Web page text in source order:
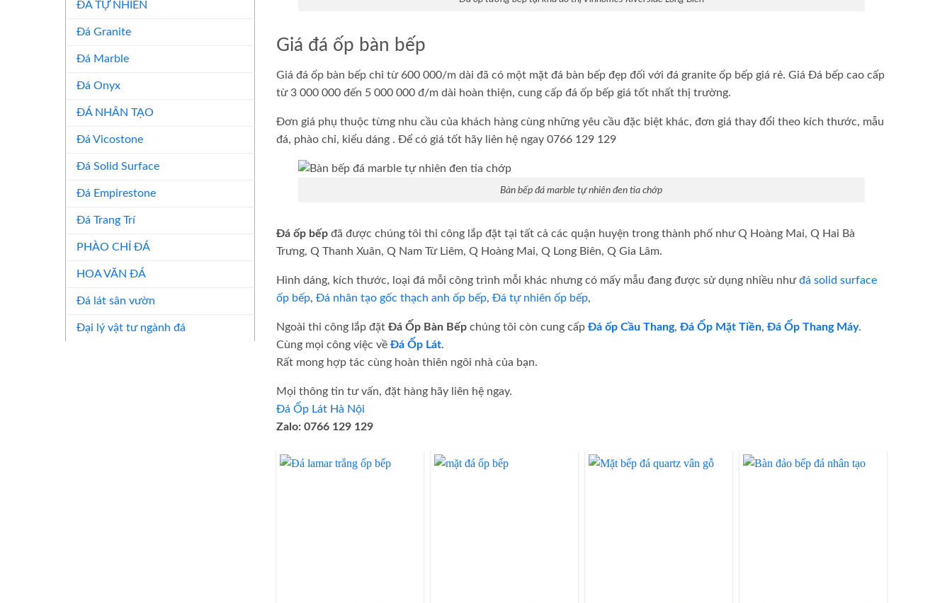
ĐÁ TỰ NHIÊN
Đá Granite
Đá Marble
Đá Onyx
ĐÁ NHÂN TẠO
Đá Vicostone
Đá Solid Surface
Đá Empirestone
Đá Trang Trí
PHÀO CHỈ ĐÁ
HOA VĂN ĐÁ
Đá lát sân vườn
Đại lý vật tư ngành đá
Giá đá ốp bàn bếp
Giá đá ốp bàn bếp chỉ từ 600 000/m dài đã có một mặt đá bàn bếp đẹp đối với đá granite ốp bếp giá rẻ. Giá Đá bếp cao cấp
từ 3 000 000 đến 5 000 000 đ/m dài hoàn thiện, cung cấp đá ốp bếp giá tốt nhất thị trường.
Đơn giá phụ thuộc từng nhu cầu của khách hàng cùng những yêu cầu đặc biệt khác, đơn giá thay đổi theo kích thước, mẫu
đá, phào chỉ, kiểu dáng . Để có giá tốt hãy liên hệ ngay 0766 129 129
Bàn bếp đá marble tự nhiên đen tia chớp
Đá ốp bếpđã được chúng tôi thi công lắp đặt tại tất cả các quận huyện trong thành phố như Q Hoàng Mai, Q Hai Bà
Trưng, Q Thanh Xuân, Q Nam Từ Liêm, Q Hoàng Mai, Q Long Biên, Q Gia Lâm.
Hình dáng, kích thước, loại đá mỗi công trình mỗi khác nhưng có mấy mẫu đang được sử dụng nhiều nhưđá solid surface
ốp bếp, Đá nhân tạo gốc thạch anh ốp bếp, Đá tự nhiên ốp bếp,
Ngoài thi công lắp đặt Đá Ốp Bàn Bếpchúng tôi còn cung cấp Đá ốp Cầu Thang, Đá Ốp Mặt Tiền, Đá Ốp Thang Máy.
Cùng mọi công việc về Đá Ốp Lát.
Rất mong hợp tác cùng hoàn thiên ngôi nhà của bạn.
Mọi thông tin tư vấn, đặt hàng hãy liên hệ ngay.
Đá Ốp Lát Hà Nội
Zalo: 0766 129 129